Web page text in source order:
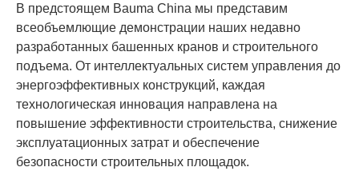
В предстоящем Bauma China мы представим
всеобъемлющие демонстрации наших недавно
разработанных башенных кранов и строительного
подъема. От интеллектуальных систем управления до
энергоэффективных конструкций, каждая
технологическая инновация направлена ​​на
повышение эффективности строительства, снижение
эксплуатационных затрат и обеспечение
безопасности строительных площадок.